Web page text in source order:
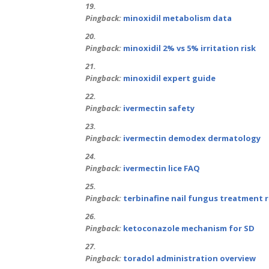
Pingback: minoxidil metabolism data
Pingback: minoxidil 2% vs 5% irritation risk
Pingback: minoxidil expert guide
Pingback: ivermectin safety
Pingback: ivermectin demodex dermatology
Pingback: ivermectin lice FAQ
Pingback: terbinafine nail fungus treatment
Pingback: ketoconazole mechanism for SD
Pingback: toradol administration overview